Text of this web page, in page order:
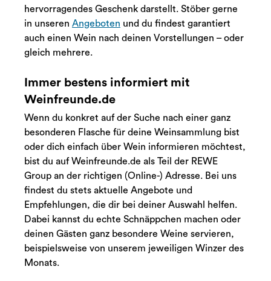
hervorragendes Geschenk darstellt. Stöber gerne
in unseren Angeboten und du findest garantiert
auch einen Wein nach deinen Vorstellungen – oder
gleich mehrere.
Immer bestens informiert mit
Weinfreunde.de
Wenn du konkret auf der Suche nach einer ganz
besonderen Flasche für deine Weinsammlung bist
oder dich einfach über Wein informieren möchtest,
bist du auf Weinfreunde.de als Teil der REWE
Group an der richtigen (Online-) Adresse. Bei uns
findest du stets aktuelle Angebote und
Empfehlungen, die dir bei deiner Auswahl helfen.
Dabei kannst du echte Schnäppchen machen oder
deinen Gästen ganz besondere Weine servieren,
beispielsweise von unserem jeweiligen Winzer des
Monats.